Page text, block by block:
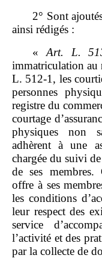
2° Sont
ainsi rédigés :
« Art. L.
immatriculation au
L. 512‑1, les
personnes
registre du
courtage
physiques non
adhèrent à une
chargée du suivi
de ses membres.
offre à ses
les conditions
leur respect des
service
l’activité et des
par la collecte de